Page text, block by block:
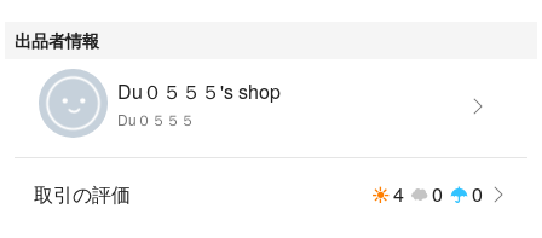
※充電には付属ケーブルをご使用ください。ACアダプターは付属しており
ませんので、ご自身で別途ご用意願います。
サイズ：直径32mm×高さ38mm
重量：12g
バッテリー：リチウムポリマー180mAh
出品者情報
Du０５５５'s shop
Du０５５５
取引の評価 4 0 0